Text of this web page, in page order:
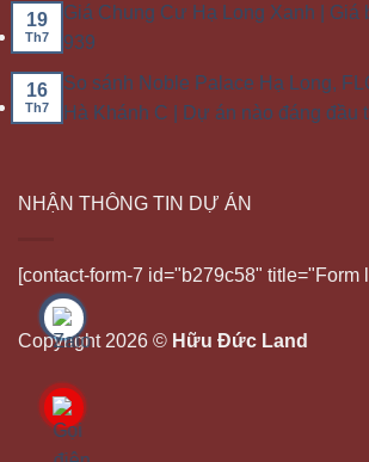
19
Th7
Giá Chung Cư Hạ Long Xanh | Giá
939
16
Th7
So sánh Noble Palace Hạ Long,
Hà Khánh C | Dự án nào đáng đầu
NHẬN THÔNG TIN DỰ ÁN
[contact-form-7 id="b279c58" title="Form
Copyright 2026 © Hữu Đức Land